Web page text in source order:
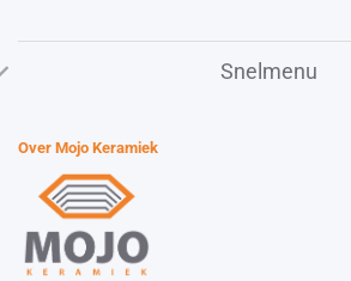
Snelmenu
Over Mojo Keramiek